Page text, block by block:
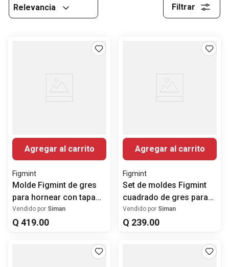
Relevancia Filtrar
Agregar al carrito
Figmint
Molde Figmint de gres
para hornear con tapa
3.8 litros
Vendido por Siman
Q 419.00
Agregar al carrito
Figmint
Set de moldes Figmint
cuadrado de gres para
hornear 2 piezas
Vendido por Siman
Q 239.00